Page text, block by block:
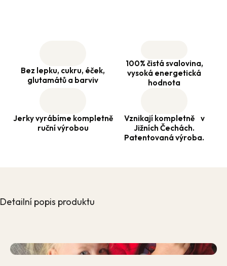
Bez lepku, cukru, éček,
glutamátů a barviv
100% čistá svalovina,
vysoká energetická
hodnota
Jerky vyrábíme kompletně
ruční výrobou
Vznikají kompletně v
Jižních Čechách.
Patentovaná výroba.
Detailní popis produktu